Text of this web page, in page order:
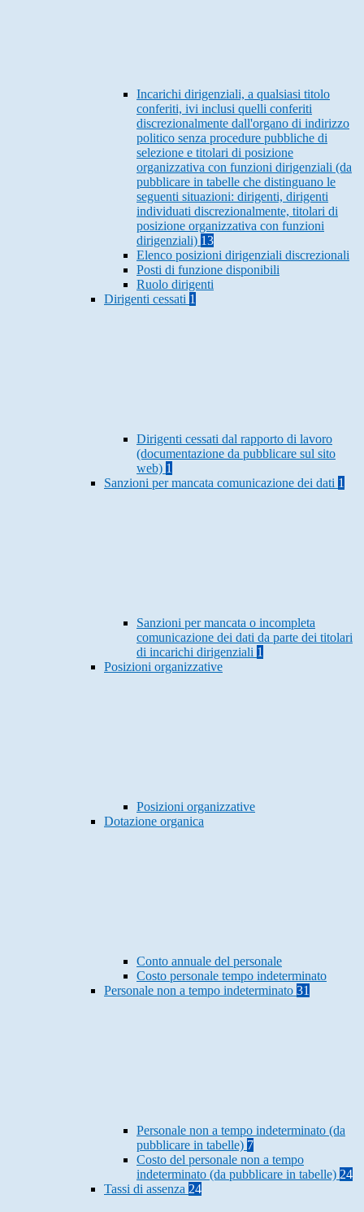
Incarichi dirigenziali, a qualsiasi titolo
conferiti, ivi inclusi quelli conferiti
discrezionalmente dall'organo di indirizzo
politico senza procedure pubbliche di
selezione e titolari di posizione
organizzativa con funzioni dirigenziali (da
pubblicare in tabelle che distinguano le
seguenti situazioni: dirigenti, dirigenti
individuati discrezionalmente, titolari di
posizione organizzativa con funzioni
dirigenziali) 13
Elenco posizioni dirigenziali discrezionali
Posti di funzione disponibili
Ruolo dirigenti
Dirigenti cessati 1
Dirigenti cessati dal rapporto di lavoro
(documentazione da pubblicare sul sito
web) 1
Sanzioni per mancata comunicazione dei dati 1
Sanzioni per mancata o incompleta
comunicazione dei dati da parte dei titolari
di incarichi dirigenziali 1
Posizioni organizzative
Posizioni organizzative
Dotazione organica
Conto annuale del personale
Costo personale tempo indeterminato
Personale non a tempo indeterminato 31
Personale non a tempo indeterminato (da
pubblicare in tabelle) 7
Costo del personale non a tempo
indeterminato (da pubblicare in tabelle) 24
Tassi di assenza 24